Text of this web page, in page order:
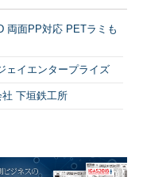
両面PP対応 PETラミも
ェイエンタープライズ
下垣鉄工所